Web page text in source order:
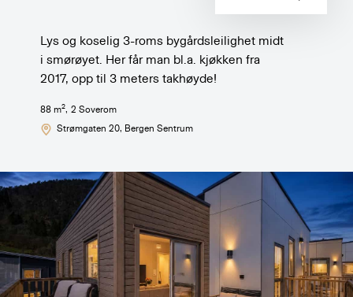
Lys og koselig 3-roms bygårdsleilighet midt
i smørøyet. Her får man bl.a. kjøkken fra
2017, opp til 3 meters takhøyde!
88 m2, 2 Soverom
Strømgaten 20, Bergen Sentrum